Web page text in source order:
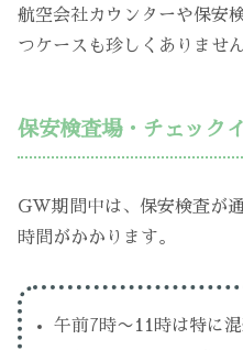
航空会社カウンターや保安
つケースも珍しくありません
保安検査場・チェック
GW期間中は、保安検査が
時間がかかります。
午前7時〜11時は特に